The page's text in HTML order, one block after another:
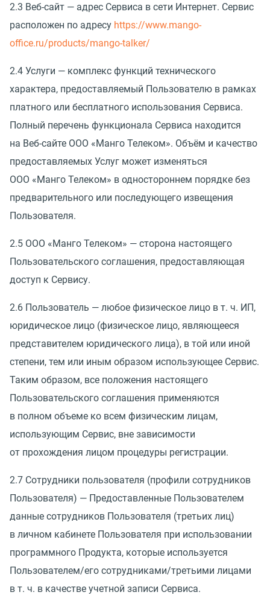
2.3 Веб-сайт — адрес Сервиса в сети Интернет. Сервис
расположен по адресу https://www.mango-
office.ru/products/mango-talker/
2.4 Услуги — комплекс функций технического
характера, предоставляемый Пользователю в рамках
платного или бесплатного использования Сервиса.
Полный перечень функционала Сервиса находится
на Веб-сайте ООО «Манго Телеком». Объём и качество
предоставляемых Услуг может изменяться
ООО «Манго Телеком» в одностороннем порядке без
предварительного или последующего извещения
Пользователя.
2.5 ООО «Манго Телеком» — сторона настоящего
Пользовательского соглашения, предоставляющая
доступ к Сервису.
2.6 Пользователь — любое физическое лицо в т. ч. ИП,
юридическое лицо (физическое лицо, являющееся
представителем юридического лица), в той или иной
степени, тем или иным образом использующее Сервис.
Таким образом, все положения настоящего
Пользовательского соглашения применяются
в полном объеме ко всем физическим лицам,
использующим Сервис, вне зависимости
от прохождения лицом процедуры регистрации.
2.7 Сотрудники пользователя (профили сотрудников
Пользователя) — Предоставленные Пользователем
данные сотрудников Пользователя (третьих лиц)
в личном кабинете Пользователя при использовании
программного Продукта, которые используется
Пользователем/его сотрудниками/третьими лицами
в т. ч. в качестве учетной записи Сервиса.